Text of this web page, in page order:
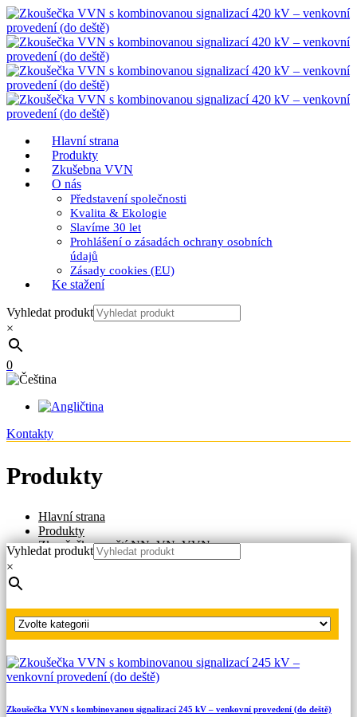
Hlavní strana
Produkty
Zkušebna VVN
O nás
Představení společnosti
Kvalita & Ekologie
Slavíme 30 let
Prohlášení o zásadách ochrany osobních
údajů
Zásady cookies (EU)
Ke stažení
Vyhledat produkt
×
0
Kontakty
Produkty
Hlavní strana
Produkty
Zkoušečky napětí NN, VN, VVN
Zkoušečky VN, VVN s kombinovanou signalizací -
Vyhledat produkt
×
Zkoušečka VVN s kombinovanou signalizací 245 kV – venkovní provedení (do deště)